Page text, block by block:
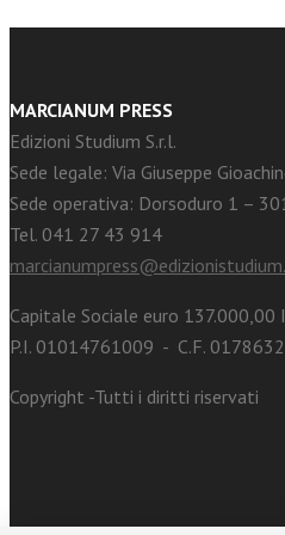
MARCIANUM PRESS
Edizioni Studium S.r.l.
Sede legale: Via Giuseppe
Sede operativa: Dorsoduro 1 –
Tel. 041 27 43 914
Capitale Sociale euro 137.000,00
P.I. 01014761009 - C.F.
Copyright -Tutti i diritti riservati